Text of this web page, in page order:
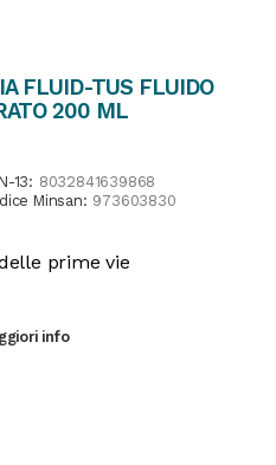
FLUID-TUS FLUIDO
200 ML
13: 8032841639868
Minsan: 973603830
prime vie
info